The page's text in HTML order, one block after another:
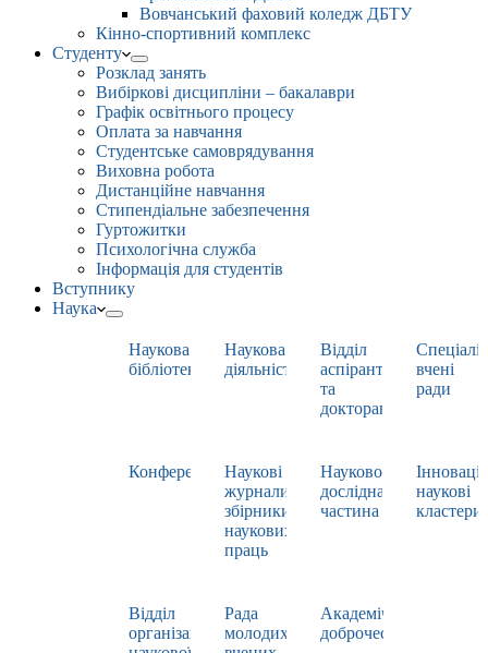
Вовчанський фаховий коледж ДБТУ
Кінно-спортивний комплекс
Студенту
Розклад занять
Вибіркові дисципліни – бакалаври
Графік освітнього процесу
Оплата за навчання
Студентське самоврядування
Виховна робота
Дистанційне навчання
Стипендіальне забезпечення
Гуртожитки
Психологічна служба
Інформація для студентів
Вступнику
Наука
Наукова
бібліотека
Наукова
діяльність
Відділ
аспірантури
та
докторантури
вчені
ради
Конференції
Наукові
журнали,
збірники
наукових
праць
Науково-
дослідна
частина
наукові
кластери
Відділ
організації
Рада
молодих
Академічна
доброчесність